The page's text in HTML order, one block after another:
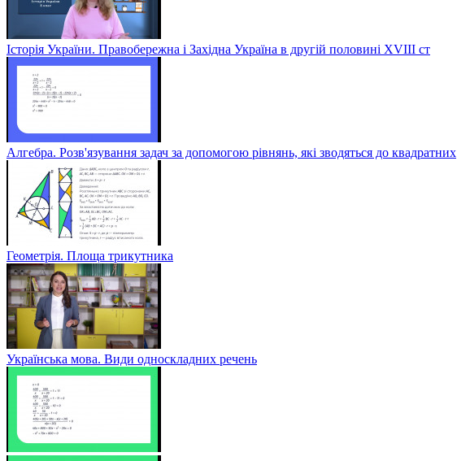
Історія України. Правобережна і Західна Україна в другій половині XVIII ст
Алгебра. Розв'язування задач за допомогою рівнянь, які зводяться до квадратних
Геометрія. Площа трикутника
Українська мова. Види односкладних речень